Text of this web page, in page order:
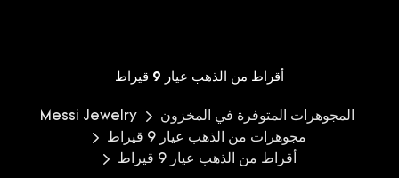
أقراط من الذهب عيار 9 قيراط
Messi Jewelry
المجوهرات المتوفرة في المخزون
مجوهرات من الذهب عيار 9 قيراط
أقراط من الذهب عيار 9 قيراط